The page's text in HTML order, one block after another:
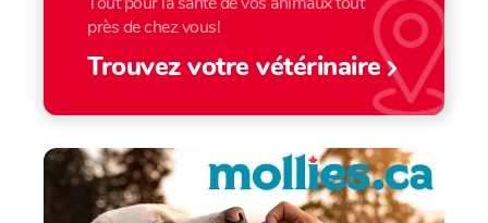
près de chez vous!
Trouvez votre vétérinaire